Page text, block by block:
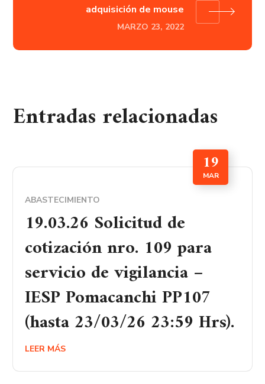
adquisición de mouse
MARZO 23, 2022
Entradas relacionadas
19
MAR
ABASTECIMIENTO
19.03.26 Solicitud de
cotización nro. 109 para
servicio de vigilancia –
IESP Pomacanchi PP107
(hasta 23/03/26 23:59 Hrs).
LEER MÁS